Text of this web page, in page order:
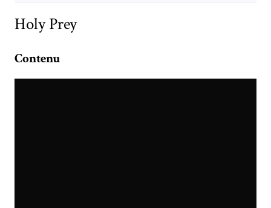
Holy Prey
Contenu